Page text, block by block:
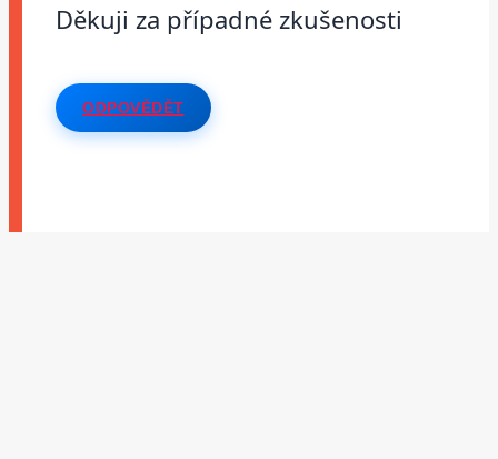
Děkuji za případné zkušenosti
ODPOVĚDĚT